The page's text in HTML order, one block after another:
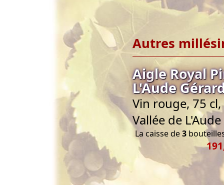
Autres
Aigle Royal
L'Aude
Vin rouge, 75
Vallée de L'Aude
La caisse de3